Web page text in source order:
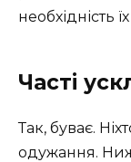
необхідність
Часті
Так, буває.
одужання.